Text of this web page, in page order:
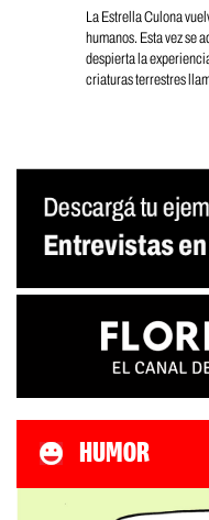
La Estrella Culona
humanos. Esta vez se
despierta la
criaturas terrestres
HUMOR